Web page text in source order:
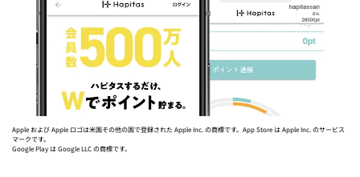
Apple および Apple ロゴは米国その他の国で登録された Apple Inc. の商標です。App Store は Apple Inc. のサービス
マークです。
Google Play は Google LLC の商標です。